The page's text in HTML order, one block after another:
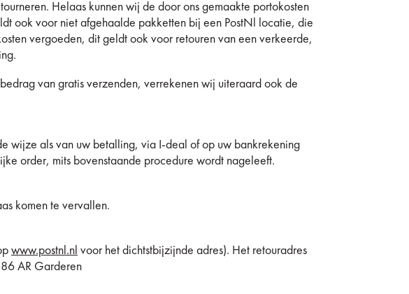
Helaas kunnen wij de door ons gemaakte portokosten
ook voor niet afgehaalde pakketten bij een PostNl locatie, die
vergoeden, dit geldt ook voor retouren van een verkeerde,
van gratis verzenden, verrekenen wij uiteraard ook de
wijze als van uw betalling, via I-deal of op uw bankrekening
order, mits bovenstaande procedure wordt nageleeft.
komen te vervallen.
www.postnl.nl voor het dichtstbijzijnde adres). Het retouradres
AR Garderen